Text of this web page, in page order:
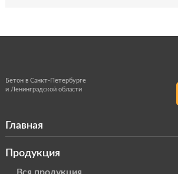
Бетон в Санкт-Петербурге
и Ленинградской области
Главная
Продукция